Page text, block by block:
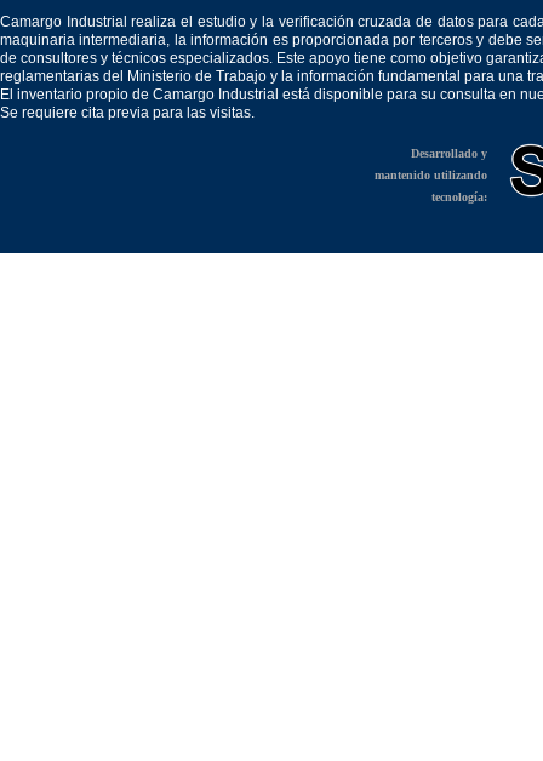
Camargo Industrial realiza el estudio y la verificación cruzada de datos para
maquinaria intermediaria, la información es proporcionada por terceros y debe
de consultores y técnicos especializados. Este apoyo tiene como objetivo
reglamentarias del Ministerio de Trabajo y la información fundamental para una
El inventario propio de Camargo Industrial está disponible para su consulta en
Se requiere cita previa para las visitas.
Desarrollado y
mantenido utilizando
tecnología: